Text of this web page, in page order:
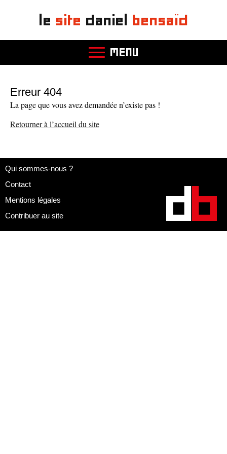
le site daniel bensaïd
MENU
Erreur 404
La page que vous avez demandée n’existe pas !
Retourner à l’accueil du site
Qui sommes-nous ?
Contact
Mentions légales
Contribuer au site